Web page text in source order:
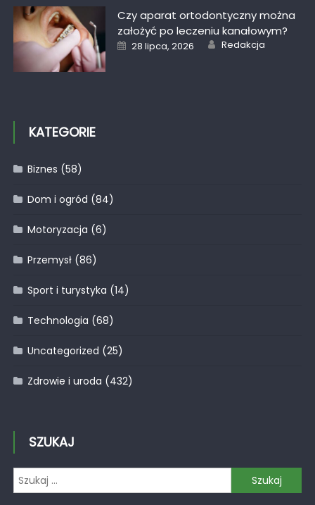
Czy aparat ortodontyczny można
założyć po leczeniu kanałowym?
Posted
on
28 lipca, 2026 Author
Redakcja
KATEGORIE
Biznes (58)
Dom i ogród (84)
Motoryzacja (6)
Przemysł(86)
Sport i turystyka (14)
Technologia (68)
Uncategorized (25)
Zdrowie i uroda (432)
SZUKAJ
Szukaj: